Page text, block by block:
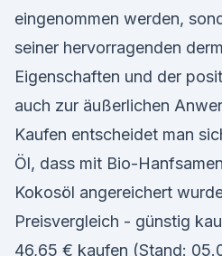
eingenommen werden,
seiner hervorragenden
Eigenschaften und der
auch zur äußerlichen
Kaufen entscheidet man
Öl, dass mit Bio-
Kokosöl angereichert
Preisvergleich - günstig
46,65 € kaufen (Stand: